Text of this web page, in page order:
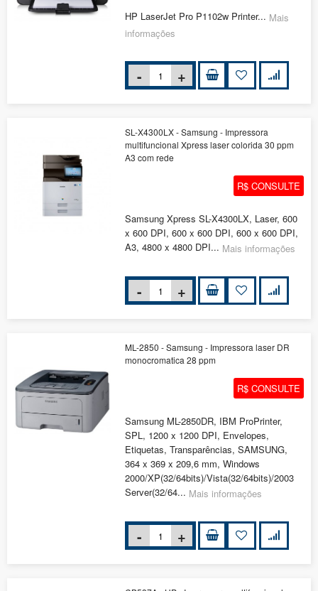
HP LaserJet Pro P1102w Printer... Mais
informações
SL-X4300LX - Samsung - Impressora
multifuncional Xpress laser colorida 30 ppm
A3 com rede
R$ CONSULTE
Samsung Xpress SL-X4300LX, Laser, 600
x 600 DPI, 600 x 600 DPI, 600 x 600 DPI,
A3, 4800 x 4800 DPI... Mais informações
ML-2850 - Samsung - Impressora laser DR
monocromatica 28 ppm
R$ CONSULTE
Samsung ML-2850DR, IBM ProPrinter,
SPL, 1200 x 1200 DPI, Envelopes,
Etiquetas, Transparências, SAMSUNG,
364 x 369 x 209,6 mm, Windows
2000/XP(32/64bits)/Vista(32/64bits)/2003
Server(32/64... Mais informações